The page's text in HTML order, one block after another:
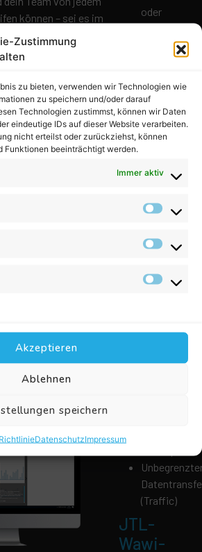
Zustimmung
zu bieten, verwenden wir Technologien wie
zu speichern und/oder darauf
Technologien zustimmst, können wir Daten
eindeutige IDs auf dieser Website verarbeiten.
nicht erteilst oder zurückziehst, können
Funktionen beeinträchtigt werden.
Immer aktiv
Akzeptieren
Ablehnen
speichern
DatenschutzImpressum
können – sei es im
auf einer Messe.
genutzte
JTL-
und
Sorgen
Management
Firewalls,
gewinnst du
und
überall
oder
andere
Versionen
Alle
Eigene IP-
IPv4
IPv6-
Protection
(Traffic)
JTL-
Wawi-